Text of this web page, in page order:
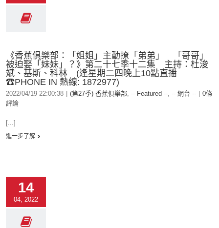
《香蕉俱樂部：「姐姐」主動撩「弟弟」 「哥哥」
被迫娶「妹妹」？》第二十七季十二集 主持：杜浚
斌、基斯、科林 (逢星期二四晚上10點直播
☎PHONE IN 熱線: 1872977)
2022/04/19 22:00:38 (第27季) 香蕉俱樂部, -- Featured --, -- 網台 --
0條
評論
[...]
進一步了解
14
04, 2022